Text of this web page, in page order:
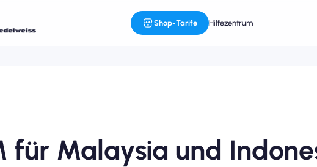
Shop-Tarife Hilfezentrum
für Malaysia und